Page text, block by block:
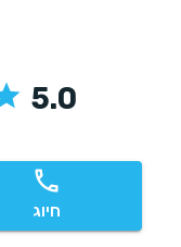
5.0
חיוג